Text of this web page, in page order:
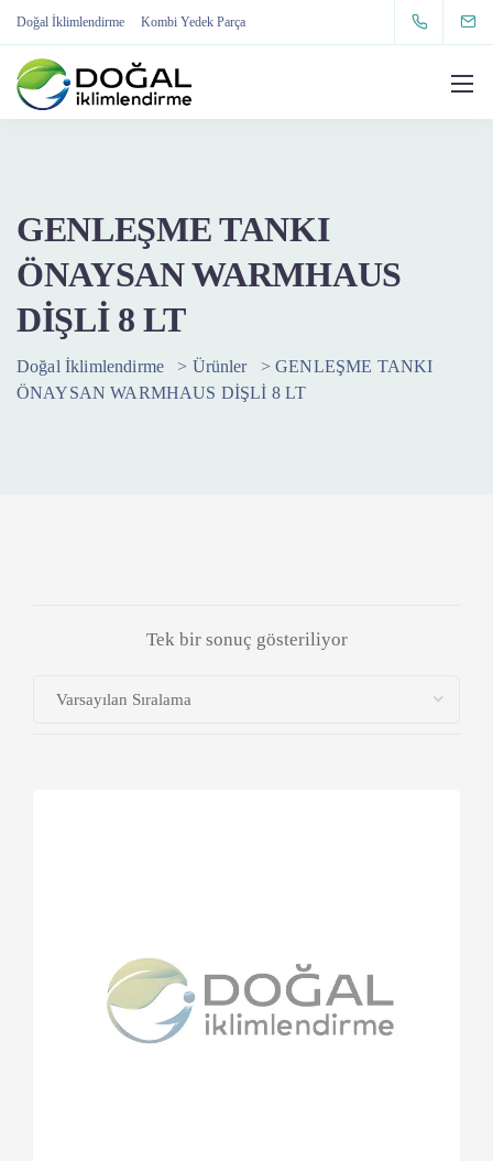
Doğal İklimlendirme Kombi Yedek Parça
GENLEŞME TANKI
ÖNAYSAN WARMHAUS
DİŞLİ 8 LT
Doğal İklimlendirme > Ürünler >GENLEŞME TANKI
ÖNAYSAN WARMHAUS DİŞLİ 8 LT
Tek bir sonuç gösteriliyor